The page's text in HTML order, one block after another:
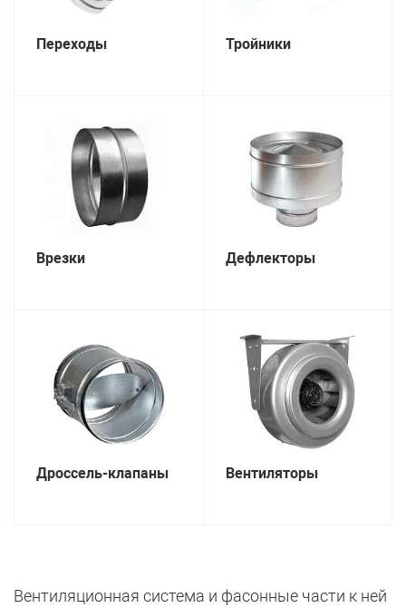
Переходы Тройники
Врезки Дефлекторы
Дроссель-клапаны Вентиляторы
Вентиляционная система и фасонные части к ней